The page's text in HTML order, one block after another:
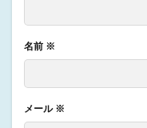
名前 ※
メール ※